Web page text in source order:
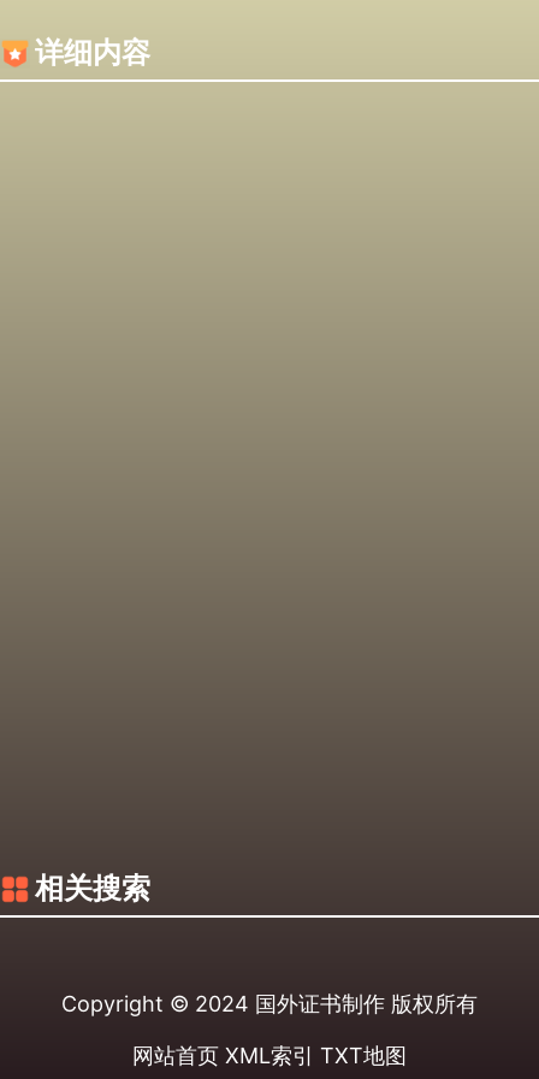
详细内容
相关搜索
Copyright © 2024 国外证书制作 版权所有
网站首页 XML索引 TXT地图